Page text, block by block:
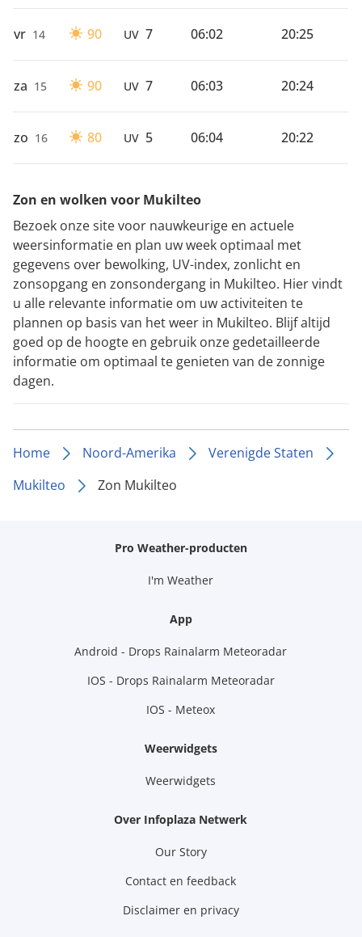
vr 14 90 UV 7 06:02 20:25
za 15 90 UV 7 06:03 20:24
zo 16 80 UV 5 06:04 20:22
Zon en wolken voor Mukilteo
Bezoek onze site voor nauwkeurige en actuele
weersinformatie en plan uw week optimaal met
gegevens over bewolking, UV-index, zonlicht en
zonsopgang en zonsondergang in Mukilteo. Hier vindt
u alle relevante informatie om uw activiteiten te
plannen op basis van het weer in Mukilteo. Blijf altijd
goed op de hoogte en gebruik onze gedetailleerde
informatie om optimaal te genieten van de zonnige
dagen.
Home Noord-Amerika
Verenigde Staten
Mukilteo
Zon Mukilteo
Pro Weather-producten
I'm Weather
App
Android - Drops Rainalarm Meteoradar
IOS - Drops Rainalarm Meteoradar
IOS - Meteox
Weerwidgets
Weerwidgets
Over Infoplaza Netwerk
Our Story
Contact en feedback
Disclaimer en privacy